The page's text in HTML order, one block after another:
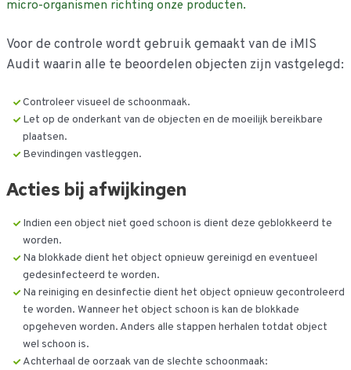
micro-organismen richting onze producten.
Voor de controle wordt gebruik gemaakt van de iMIS
Audit waarin alle te beoordelen objecten zijn vastgelegd:
Controleer visueel de schoonmaak.
Let op de onderkant van de objecten en de moeilijk bereikbare
plaatsen.
Bevindingen vastleggen.
Acties bij afwijkingen
Indien een object niet goed schoon is dient deze geblokkeerd te
worden.
Na blokkade dient het object opnieuw gereinigd en eventueel
gedesinfecteerd te worden.
Na reiniging en desinfectie dient het object opnieuw gecontroleerd
te worden. Wanneer het object schoon is kan de blokkade
opgeheven worden. Anders alle stappen herhalen totdat object
wel schoon is.
Achterhaal de oorzaak van de slechte schoonmaak: